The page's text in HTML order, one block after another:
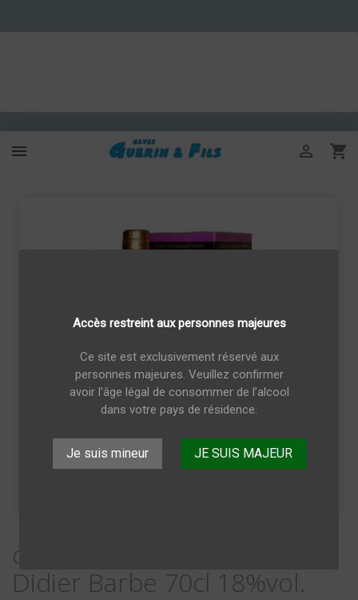
Accès restreint aux personnes majeures
Ce site est exclusivement réservé aux
personnes majeures. Veuillez confirmer
avoir l’âge légal de consommer de l’alcool
dans votre pays de résidence.
Je suis mineur JE SUIS MAJEUR
 

copy of Ratafia de l'Aube
Didier Barbe 70cl 18%vol.